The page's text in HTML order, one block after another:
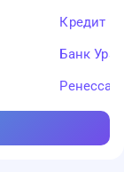
Кредит
Банк